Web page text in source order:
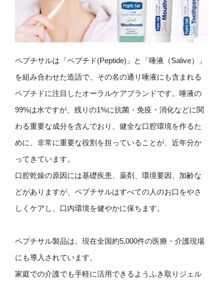
ペプチサルは「ペプチド(Peptide)」と「唾液（Salive）」
を組み合わせた造語で、その名の通り唾液にも含まれる
ペプチドに注目したオーラルケアブランドです。唾液の
99%は水ですが、残りの1%に抗菌・免疫・消化などに関
わる重要な成分を含んでおり、健全な口腔環境を作るた
めに、非常に重要な役割を担っていることが、近年分か
ってきています。
口腔乾燥の原因には基礎疾患、薬剤、環境要因、加齢な
どがありますが、ペプチサルはすべての人のお口をやさ
しくケアし、口内環境を健やかに保ちます。
ペプチサル製品は、現在全国約5,000件の医療・介護現場
にも導入されています。
家庭での介護でも手軽に活用できるようふき取りジェル